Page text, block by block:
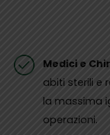
Medici e
abiti sterili e
la massima
operazioni.